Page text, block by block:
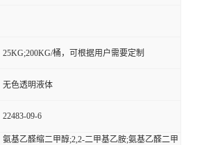
25KG;200KG/桶，可根据用户需要定制
无色透明液体
22483-09-6
氨基乙醛缩二甲醇;2,2-二甲基乙胺;氨基乙醛二甲